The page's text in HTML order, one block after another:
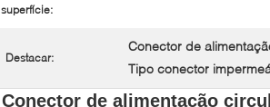
superfície:
Destacar:
Conector de
Tipo conector
Conector de alimentação